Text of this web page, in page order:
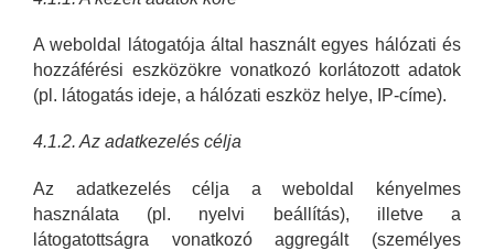
A weboldal látogatója által használt egyes hálózati és
hozzáférési eszközökre vonatkozó korlátozott adatok
(pl. látogatás ideje, a hálózati eszköz helye, IP-címe).
4.1.2. Az adatkezelés célja
Az adatkezelés célja a weboldal kényelmes
használata (pl. nyelvi beállítás), illetve a
látogatottságra vonatkozó aggregált (személyes